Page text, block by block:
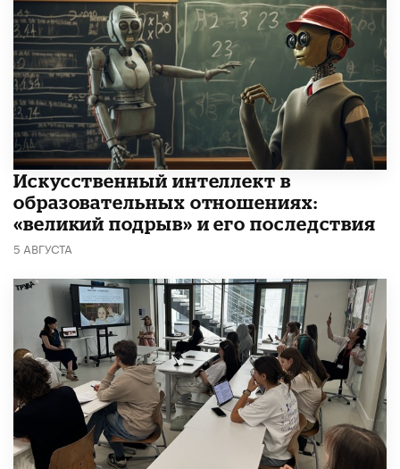
​Искусственный интеллект в
образовательных отношениях:
«великий подрыв» и его последствия
5 АВГУСТА